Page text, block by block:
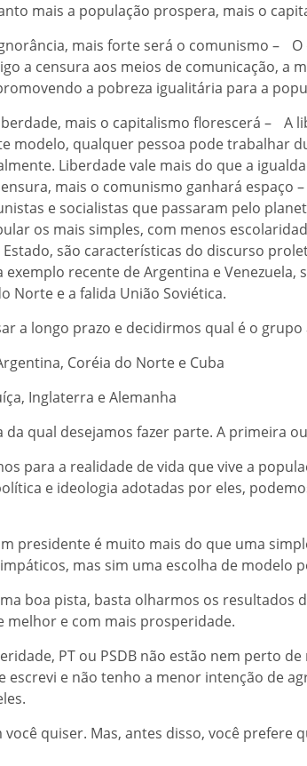
mais a população prospera, mais o
mais forte será o comunismo –
a censura aos meios de comunicação, a
a pobreza igualitária para a
mais o capitalismo florescerá – A
modelo, qualquer pessoa pode trabalhar
Liberdade vale mais do que a
mais o comunismo ganhará
e socialistas que passaram pelo
os mais simples, com menos
são características do discurso
exemplo recente de Argentina e
Norte e a falida União Soviética.
a longo prazo e decidirmos qual é o
Coréia do Norte e Cuba
Inglaterra e Alemanha
da qual desejamos fazer parte. A primeira
para a realidade de vida que vive a
e ideologia adotadas por eles,
presidente é muito mais do que uma
mas sim uma escolha de modelo
boa pista, basta olharmos os resultados
melhor e com mais prosperidade.
PT ou PSDB não estão nem perto
escrevi e não tenho a menor intenção de
quiser. Mas, antes disso, você prefere